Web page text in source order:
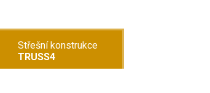
Střešní konstrukce
TRUSS4